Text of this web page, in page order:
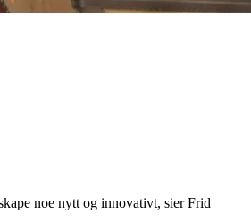
noe nytt og innovativt, sier Frid